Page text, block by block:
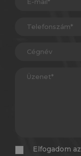
Elfogadom az